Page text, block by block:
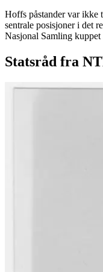
Hoffs påstander var ikke
sentrale posisjoner i det
Nasjonal Samling
Statsråd fra